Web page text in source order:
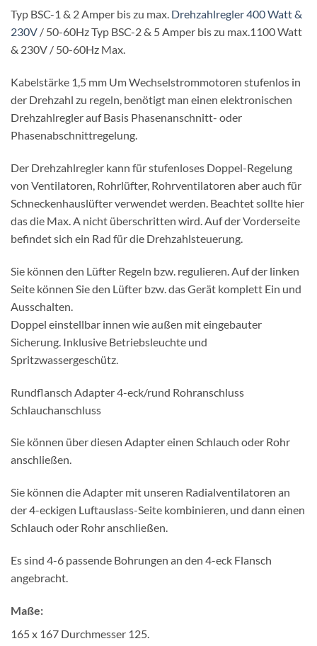
Typ BSC-1 & 2 Amper bis zu max. Drehzahlregler 400 Watt &
230V / 50-60Hz Typ BSC-2 & 5 Amper bis zu max.1100 Watt
& 230V / 50-60Hz Max.
Kabelstärke 1,5 mm Um Wechselstrommotoren stufenlos in
der Drehzahl zu regeln, benötigt man einen elektronischen
Drehzahlregler auf Basis Phasenanschnitt- oder
Phasenabschnittregelung.
Der Drehzahlregler kann für stufenloses Doppel-Regelung
von Ventilatoren, Rohrlüfter, Rohrventilatoren aber auch für
Schneckenhauslüfter verwendet werden. Beachtet sollte hier
das die Max. A nicht überschritten wird. Auf der Vorderseite
befindet sich ein Rad für die Drehzahlsteuerung.
Sie können den Lüfter Regeln bzw. regulieren. Auf der linken
Seite können Sie den Lüfter bzw. das Gerät komplett Ein und
Ausschalten.
Doppel einstellbar innen wie außen mit eingebauter
Sicherung. Inklusive Betriebsleuchte und
Spritzwassergeschütz.
Rundflansch Adapter 4-eck/rund Rohranschluss
Schlauchanschluss
Sie können über diesen Adapter einen Schlauch oder Rohr
anschließen.
Sie können die Adapter mit unseren Radialventilatoren an
der 4-eckigen Luftauslass-Seite kombinieren, und dann einen
Schlauch oder Rohr anschließen.
Es sind 4-6 passende Bohrungen an den 4-eck Flansch
angebracht.
Maße:
165 x 167 Durchmesser 125.